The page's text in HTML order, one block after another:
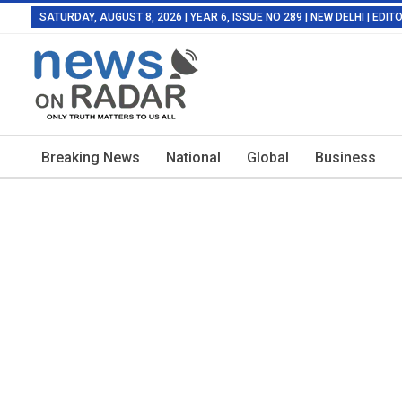
SATURDAY, AUGUST 8, 2026 | YEAR 6, ISSUE NO 289 | NEW DELHI |
Breaking News National Global Business